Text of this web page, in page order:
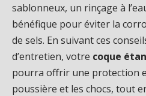
sablonneux, un rinçage à
bénéfique pour éviter la
de sels. En suivant ces
d’entretien, votre coque
pourra offrir une protection
poussière et les chocs, tout